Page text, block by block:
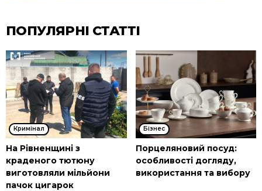
ПОПУЛЯРНІ СТАТТІ
Кримінал
На Рівненщині з
краденого тютюну
виготовляли мільйони
пачок цигарок
Бізнес
Порцеляновий посуд:
особливості догляду,
використання та вибору